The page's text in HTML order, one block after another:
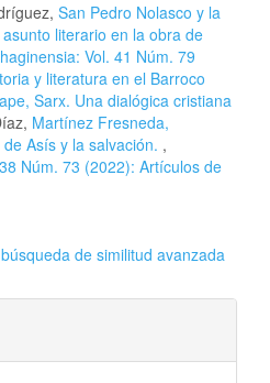
San Pedro Nolasco y la
literario en la obra de
Vol. 41 Núm. 79
y literatura en el Barroco
Sarx. Una dialógica cristiana
Martínez Fresneda,
Asís y la salvación. ,
Núm. 73 (2022): Artículos de
de similitud avanzada